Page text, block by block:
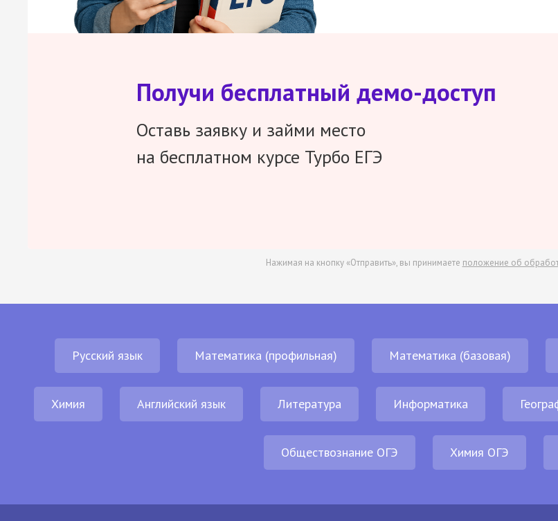
Получи бесплатный демо-доступ
Оставь заявку и займи место
на бесплатном курсе Турбо ЕГЭ
Нажимая на кнопку «Отправить», вы принимаете положение об
Русский язык Математика (профильная) Математика (базовая)
Химия Английский язык Литература Информатика
Обществознание ОГЭ Химия ОГЭ